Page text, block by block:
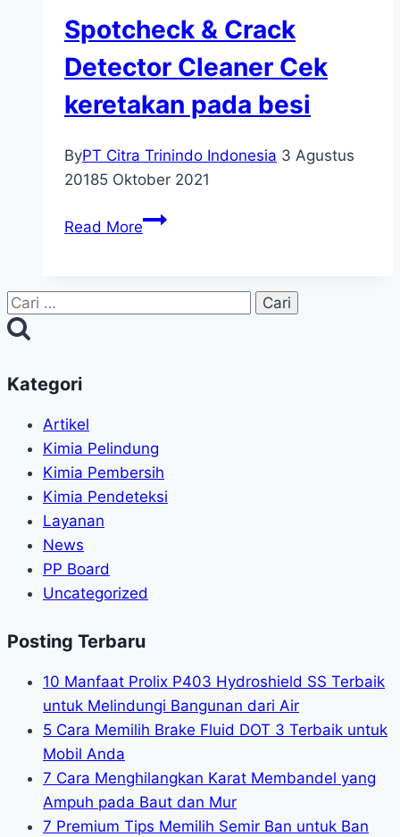
Spotcheck & Crack
Detector Cleaner Cek
keretakan pada besi
ByPT Citra Trinindo Indonesia 3 Agustus
20185 Oktober 2021
Read More
Kategori
Artikel
Kimia Pelindung
Kimia Pembersih
Kimia Pendeteksi
Layanan
News
PP Board
Uncategorized
Posting Terbaru
10 Manfaat Prolix P403 Hydroshield SS Terbaik
untuk Melindungi Bangunan dari Air
5 Cara Memilih Brake Fluid DOT 3 Terbaik untuk
Mobil Anda
7 Cara Menghilangkan Karat Membandel yang
Ampuh pada Baut dan Mur
7 Premium Tips Memilih Semir Ban untuk Ban